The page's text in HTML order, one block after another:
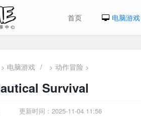
首页 电脑游戏
> 电脑游戏 / > 动作冒险 >
Survival
更新时间：2025-11-04 11:56